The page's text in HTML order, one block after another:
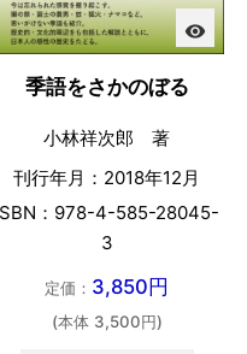
visibility
季語をさかのぼる
小林祥次郎 著
刊行年月：2018年12月
：978-4-585-28045-
3
定価： 3,850円
(本体 3,500円)